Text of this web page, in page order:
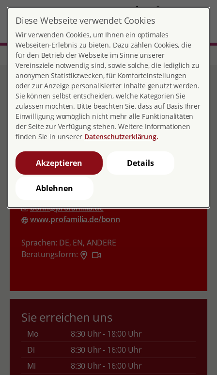
DE
Start Nordrhein-Westfalen Beratungsstelle Bonn
Beratungsstelle Bonn
Kontakt
Kölnstraße 96
53111 Bonn
0228 3380000
0228 33800088
bonn@profamilia.de
www.profamilia.de/bonn
Sprachen: DE, EN, ANDERE
Beratungsform:
Sie erreichen uns
Mo
8:30 Uhr - 18:00 Uhr
Di
8:30 Uhr - 16:00 Uhr
Mi
8:30 Uhr - 16:00 Uhr
Diese Webseite verwendet Cookies
Wir verwenden Cookies, um Ihnen ein optimales
Webseiten-Erlebnis zu bieten. Dazu zählen Cookies, die
für den Betrieb der Webseite im Sinne unserer
Vereinsziele notwendig sind, sowie solche, die lediglich zu
anonymen Statistikzwecken, für Komforteinstellungen
oder zur Anzeige personalisierter Inhalte genutzt werden.
Sie können selbst entscheiden, welche Kategorien Sie
zulassen möchten. Bitte beachten Sie, dass auf Basis Ihrer
Einwilligung womöglich nicht mehr alle Funktionalitäten
der Seite zur Verfügung stehen. Weitere Informationen
finden Sie in unserer Datenschutzerklärung.
Akzeptieren Details
Ablehnen